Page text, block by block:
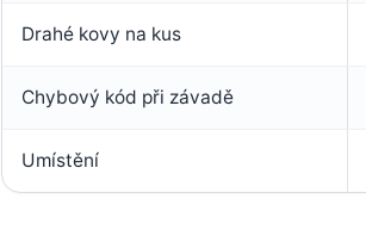
Drahé kovy na kus
Chybový kód při závadě
Umístění